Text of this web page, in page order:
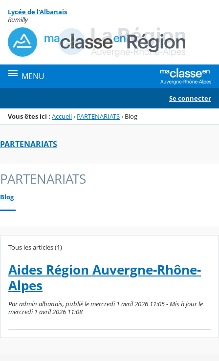
Menu de la rubrique
Contenu
Lycée de l'Albanais
Rumilly
MENU
Se connecter
Vous êtes ici : Accueil› PARTENARIATS› Blog
PARTENARIATS
PARTENARIATS
Blog
Tous les articles (1)
Aides Région Auvergne-Rhône-
Alpes
Par admin albanais, publié le mercredi 1 avril 2026 11:05 - Mis à jour le
mercredi 1 avril 2026 11:08